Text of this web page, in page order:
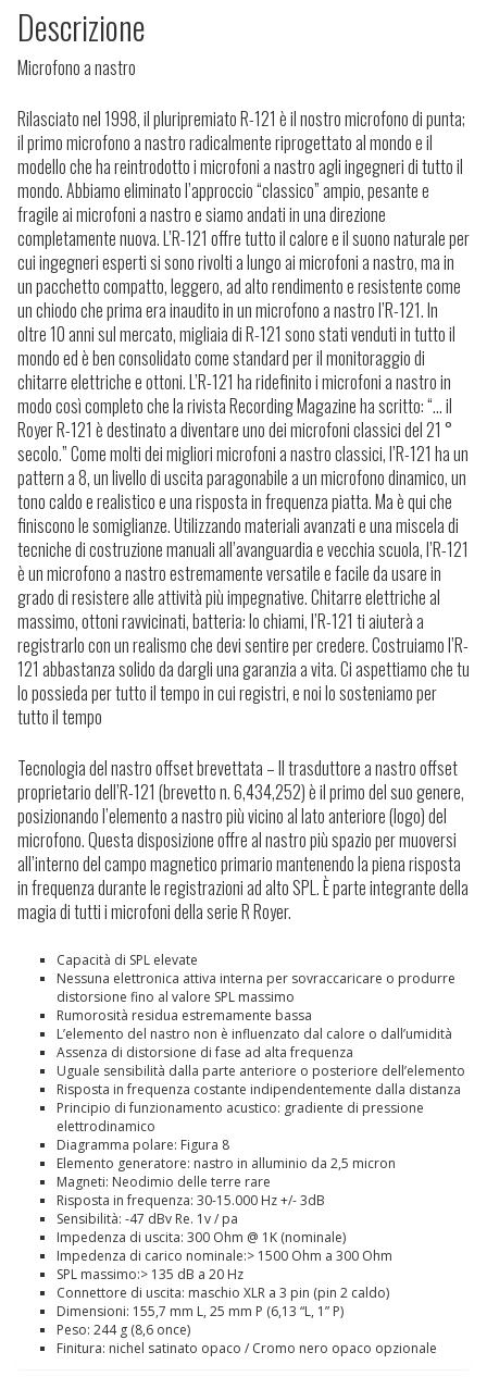
Descrizione
Microfono a nastro
Rilasciato nel 1998, il pluripremiato R-121 è il nostro microfono di punta;
il primo microfono a nastro radicalmente riprogettato al mondo e il
modello che ha reintrodotto i microfoni a nastro agli ingegneri di tutto il
mondo. Abbiamo eliminato l’approccio “classico” ampio, pesante e
fragile ai microfoni a nastro e siamo andati in una direzione
completamente nuova. L’R-121 offre tutto il calore e il suono naturale per
cui ingegneri esperti si sono rivolti a lungo ai microfoni a nastro, ma in
un pacchetto compatto, leggero, ad alto rendimento e resistente come
un chiodo che prima era inaudito in un microfono a nastro l’R-121. In
oltre 10 anni sul mercato, migliaia di R-121 sono stati venduti in tutto il
mondo ed è ben consolidato come standard per il monitoraggio di
chitarre elettriche e ottoni. L’R-121 ha ridefinito i microfoni a nastro in
modo così completo che la rivista Recording Magazine ha scritto: “… il
Royer R-121 è destinato a diventare uno dei microfoni classici del 21 °
secolo.” Come molti dei migliori microfoni a nastro classici, l’R-121 ha un
pattern a 8, un livello di uscita paragonabile a un microfono dinamico, un
tono caldo e realistico e una risposta in frequenza piatta. Ma è qui che
finiscono le somiglianze. Utilizzando materiali avanzati e una miscela di
tecniche di costruzione manuali all’avanguardia e vecchia scuola, l’R-121
è un microfono a nastro estremamente versatile e facile da usare in
grado di resistere alle attività più impegnative. Chitarre elettriche al
massimo, ottoni ravvicinati, batteria: lo chiami, l’R-121 ti aiuterà a
registrarlo con un realismo che devi sentire per credere. Costruiamo l’R-
121 abbastanza solido da dargli una garanzia a vita. Ci aspettiamo che tu
lo possieda per tutto il tempo in cui registri, e noi lo sosteniamo per
tutto il tempo
Tecnologia del nastro offset brevettata –Il trasduttore a nastro offset
proprietario dell’R-121 (brevetto n. 6,434,252) è il primo del suo genere,
posizionando l’elemento a nastro più vicino al lato anteriore (logo) del
microfono. Questa disposizione offre al nastro più spazio per muoversi
all’interno del campo magnetico primario mantenendo la piena risposta
in frequenza durante le registrazioni ad alto SPL. È parte integrante della
magia di tutti i microfoni della serie R Royer.
Capacità di SPL elevate
Nessuna elettronica attiva interna per sovraccaricare o produrre
distorsione fino al valore SPL massimo
Rumorosità residua estremamente bassa
L’elemento del nastro non è influenzato dal calore o dall’umidità
Assenza di distorsione di fase ad alta frequenza
Uguale sensibilità dalla parte anteriore o posteriore dell’elemento
Risposta in frequenza costante indipendentemente dalla distanza
Principio di funzionamento acustico: gradiente di pressione
elettrodinamico
Diagramma polare: Figura 8
Elemento generatore: nastro in alluminio da 2,5 micron
Magneti: Neodimio delle terre rare
Risposta in frequenza: 30-15.000 Hz +/- 3dB
Sensibilità: -47 dBv Re. 1v / pa
Impedenza di uscita: 300 Ohm @ 1K (nominale)
Impedenza di carico nominale:> 1500 Ohm a 300 Ohm
SPL massimo:> 135 dB a 20 Hz
Connettore di uscita: maschio XLR a 3 pin (pin 2 caldo)
Dimensioni: 155,7 mm L, 25 mm P (6,13 “L, 1” P)
Peso: 244 g (8,6 once)
Finitura: nichel satinato opaco / Cromo nero opaco opzionale